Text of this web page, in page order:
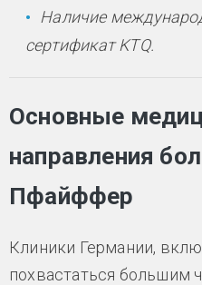
Наличие
сертификат KTQ.
Основные
направления
Пфайффер
Клиники Германии,
похвастаться большим